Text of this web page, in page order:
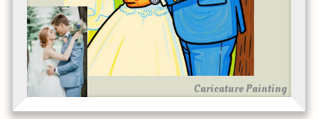
Caricature Painting